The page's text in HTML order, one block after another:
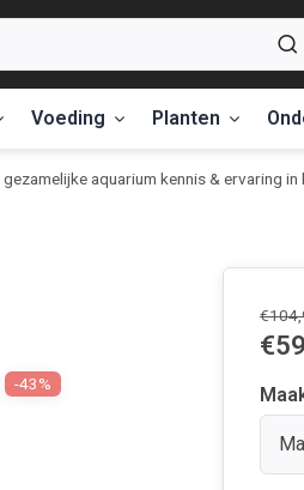
Voeding Planten
gezamelijke aquarium kennis & ervaring in
-43%